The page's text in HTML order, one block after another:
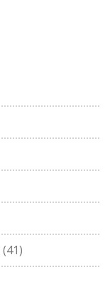
(41)